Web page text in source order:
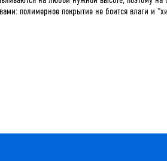
полимерное покрытие не боится влаги и